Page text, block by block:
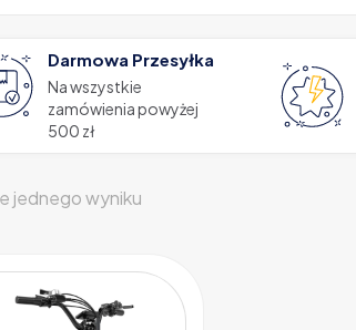
Darmowa Przesyłka
Na wszystkie
zamówienia powyżej
500 zł
jednego wyniku